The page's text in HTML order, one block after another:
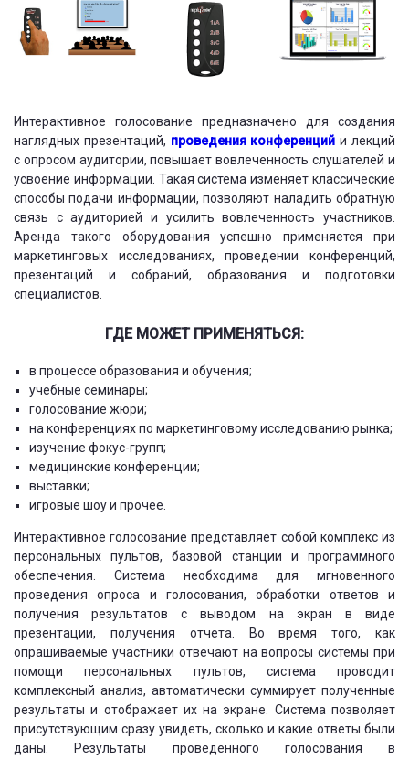
Интерактивное голосование предназначено для создания
наглядных презентаций, проведения конференций и лекций
с опросом аудитории, повышает вовлеченность слушателей и
усвоение информации. Такая система изменяет классические
способы подачи информации, позволяют наладить обратную
связь с аудиторией и усилить вовлеченность участников.
Аренда такого оборудования успешно применяется при
маркетинговых исследованиях, проведении конференций,
презентаций и собраний, образования и подготовки
специалистов.
ГДЕ МОЖЕТ ПРИМЕНЯТЬСЯ:
в процессе образования и обучения;
учебные семинары;
голосование жюри;
на конференциях по маркетинговому исследованию рынка;
изучение фокус-групп;
медицинские конференции;
выставки;
игровые шоу и прочее.
Интерактивное голосование представляет собой комплекс из
персональных пультов, базовой станции и программного
обеспечения. Система необходима для мгновенного
проведения опроса и голосования, обработки ответов и
получения результатов с выводом на экран в виде
презентации, получения отчета. Во время того, как
опрашиваемые участники отвечают на вопросы системы при
помощи персональных пультов, система проводит
комплексный анализ, автоматически суммирует полученные
результаты и отображает их на экране. Система позволяет
присутствующим сразу увидеть, сколько и какие ответы были
даны. Результаты проведенного голосования в